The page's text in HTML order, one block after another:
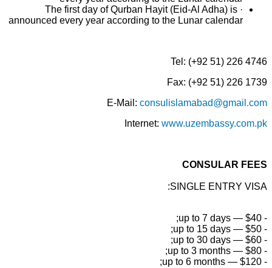
· The first day of Qurban Hayit (Eid-Al Adha) is
announced every year according to the Lunar calendar
Tel: (+92 51) 226
Fax: (+92 51) 226
E-Mail:
Internet:
CONSULAR
SINGLE ENTRY